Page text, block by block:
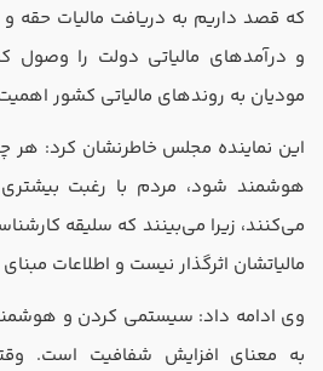
که قصد داریم به دریافت مالیات حقه و
و درآمدهای مالیاتی دولت را وصول
مودیان به روندهای مالیاتی کشور اهمیت
این نماینده مجلس خاطرنشان کرد: هر
هوشمند شود، مردم با رغبت بیشتری
می‌کنند، زیرا می‌بینند که سلیقه
مالیاتشان اثرگذار نیست و اطلاعات
وی ادامه داد: سیستمی کردن و
به معنای افزایش شفافیت است.